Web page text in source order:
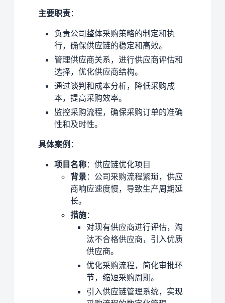
主要职责：
负责公司整体采购策略的制定和执
行，确保供应链的稳定和高效。
管理供应商关系，进行供应商评估和
选择，优化供应商结构。
通过谈判和成本分析，降低采购成
本，提高采购效率。
监控采购流程，确保采购订单的准确
性和及时性。
具体案例 ：
项目名称：供应链优化项目
背景：公司采购流程繁琐，供应
商响应速度慢，导致生产周期延
长。
措施：
对现有供应商进行评估，淘
汰不合格供应商，引入优质
供应商。
优化采购流程，简化审批环
节，缩短采购周期。
引入供应链管理系统，实现